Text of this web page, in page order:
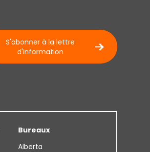
S'abonner à la lettre
d'information
Bureaux
Alberta